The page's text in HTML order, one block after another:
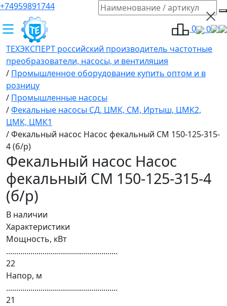
+74959891744
0
0
ТЕХЭКСПЕРТ российский производитель частотные
преобразователи, насосы, и вентиляция
/ Промышленное оборудование купить оптом и в
розницу
/ Промышленные насосы
/Фекальные насосы СД, ЦМК, СМ, Иртыш, ЦМК2,
ЦМК, ЦМК1
/Фекальный насос Насос фекальный СМ 150-125-315-
4 (б/р)
Фекальный насос Насос
фекальный СМ 150-125-315-4
(б/р)
В наличии
Характеристики
Мощность, кВт
.......................................................
22
Напор, м
.......................................................
21